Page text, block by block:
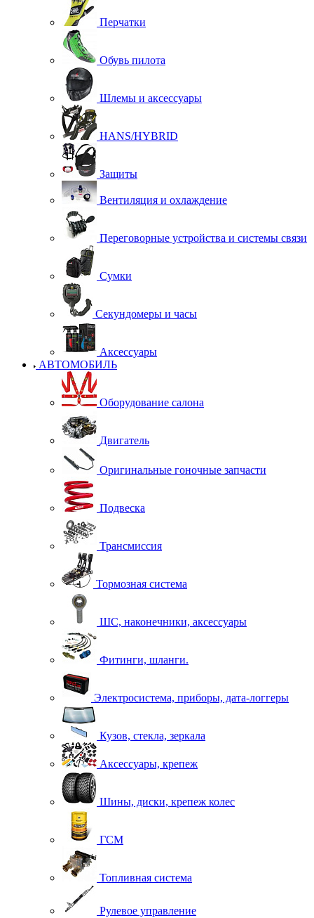
Перчатки
Обувь пилота
Шлемы и аксессуары
HANS/HYBRID
Защиты
Вентиляция и охлаждение
Переговорные устройства и системы связи
Сумки
Секундомеры и часы
Аксессуары
АВТОМОБИЛЬ
Оборудование салона
Двигатель
Оригинальные гоночные запчасти
Подвеска
Трансмиссия
Тормозная система
ШС, наконечники, аксессуары
Фитинги, шланги.
Электросистема, приборы, дата-логгеры
Кузов, стекла, зеркала
Аксессуары, крепеж
Шины, диски, крепеж колес
ГСМ
Топливная система
Рулевое управление